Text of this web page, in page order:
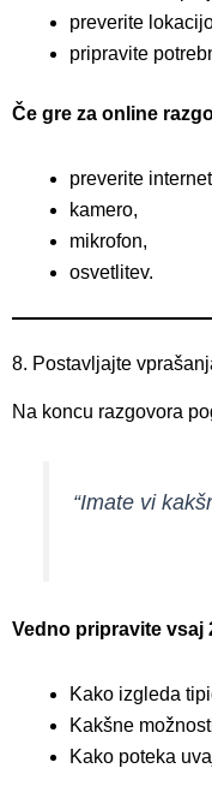
preverite
pripravite
Če gre za online
preverite
kamero,
mikrofon,
osvetlitev.
8. Postavljajte
Na koncu razgovora
“Imate vi
Vedno pripravite vsaj
Kako izgleda
Kakšne
Kako poteka